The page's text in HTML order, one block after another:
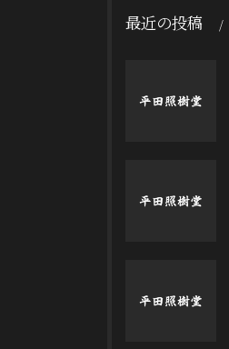
最近の投稿